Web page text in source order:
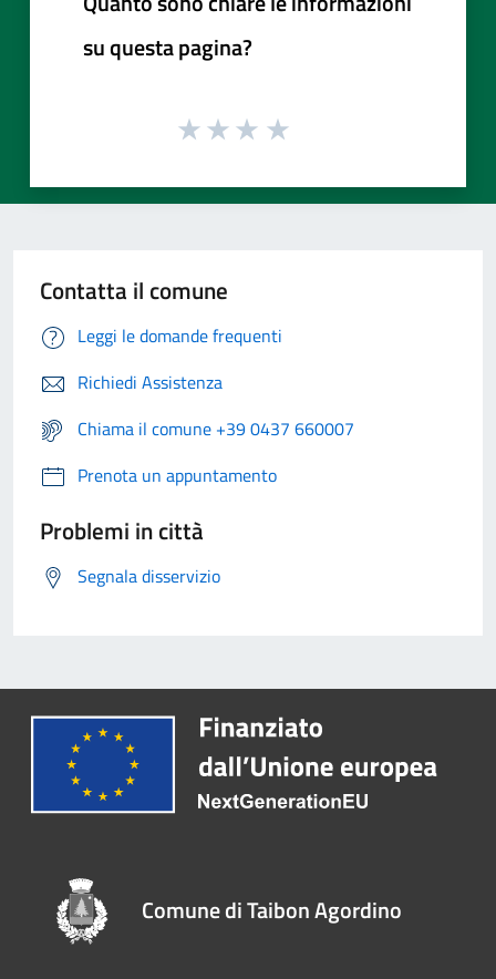
su questa pagina?
Contatta il comune
Leggi le domande frequenti
Richiedi Assistenza
Chiama il comune +39 0437 660007
Prenota un appuntamento
Problemi in città
Segnala disservizio
Comune di Taibon Agordino